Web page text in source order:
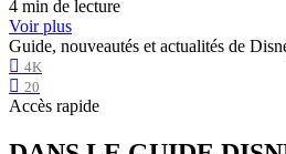
4 min de lecture
Voir plus
Guide, nouveautés et actualités de
4K
20
Accès rapide